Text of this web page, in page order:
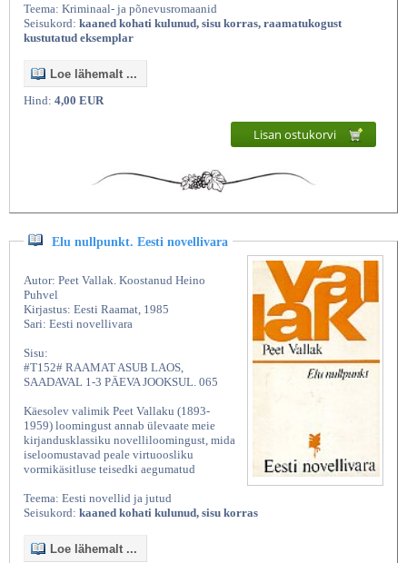
Teema: Kriminaal- ja põnevusromaanid
Seisukord: kaaned kohati kulunud, sisu korras, raamatukogust
kustutatud eksemplar
Loe lähemalt ...
Hind: 4,00 EUR
Lisan ostukorvi
Elu nullpunkt. Eesti novellivara
Autor: Peet Vallak. Koostanud Heino
Puhvel
Kirjastus: Eesti Raamat, 1985
Sari: Eesti novellivara
Sisu:
#T152# RAAMAT ASUB LAOS,
SAADAVAL 1-3 PÄEVA JOOKSUL. 065
Käesolev valimik Peet Vallaku (1893-
1959) loomingust annab ülevaate meie
kirjandusklassiku novelliloomingust, mida
iseloomustavad peale virtuoosliku
vormikäsitluse teisedki aegumatud
Teema: Eesti novellid ja jutud
Seisukord: kaaned kohati kulunud, sisu korras
Loe lähemalt ...